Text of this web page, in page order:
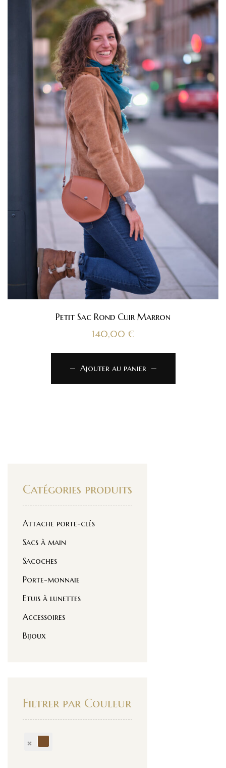
Petit Sac Rond Cuir Marron
140,00 €
Ajouter au panier
Catégories produits
Attache porte-clés
Sacs à main
Sacoches
Porte-monnaie
Etuis à lunettes
Accessoires
Bijoux
Filtrer par Couleur